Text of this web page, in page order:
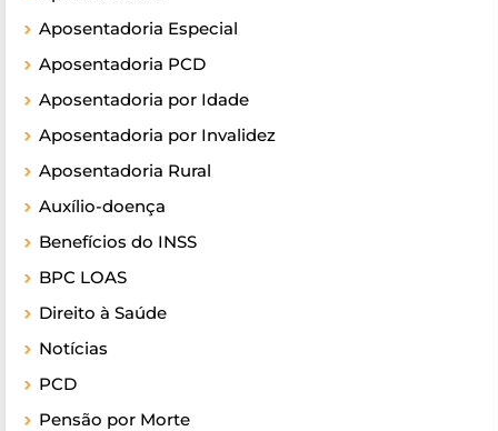
Aposentadoria Especial
Aposentadoria PCD
Aposentadoria por Idade
Aposentadoria por Invalidez
Aposentadoria Rural
Auxílio-doença
Benefícios do INSS
BPC LOAS
Direito à Saúde
Notícias
PCD
Pensão por Morte